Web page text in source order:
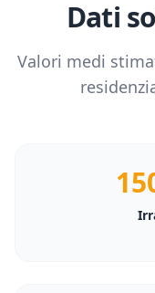
Dati
Valori medi